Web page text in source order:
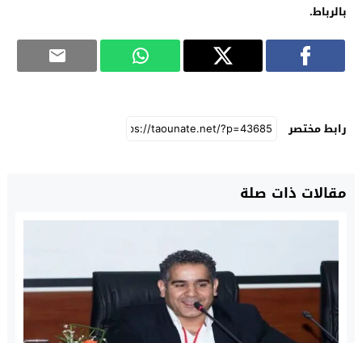
بالرباط.
رابط مختصر
مقالات ذات صلة